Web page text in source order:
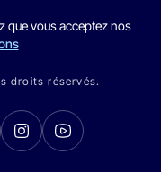
que vous acceptez nos
droits réservés.